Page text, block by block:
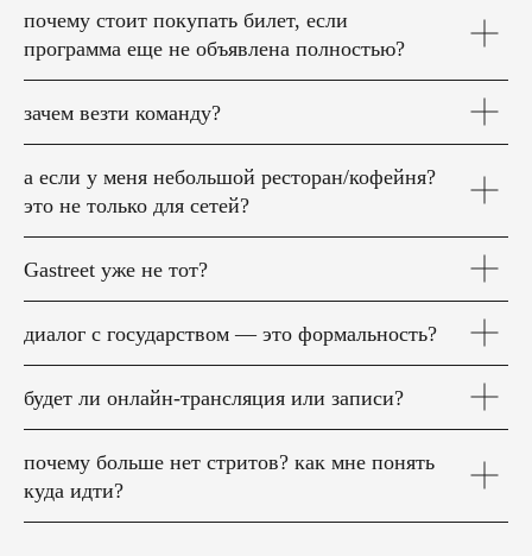
почему стоит покупать билет, если
программа еще не объявлена полностью?
зачем везти команду?
а если у меня небольшой ресторан/кофейня?
это не только для сетей?
Gastreet уже не тот?
диалог с государством — это формальность?
будет ли онлайн-трансляция или записи?
почему больше нет стритов? как мне понять
куда идти?